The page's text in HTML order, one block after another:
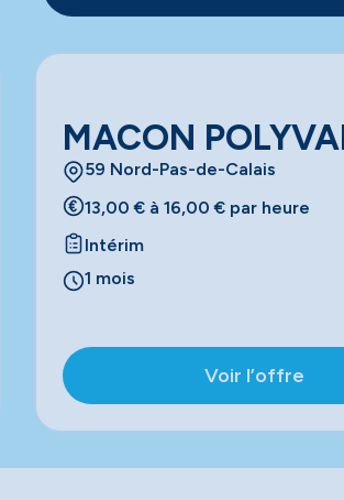
MACON
59 Nord-Pas-de-Calais
13,00 € à 16,00 € par heure
Intérim
1 mois
Voir l’offre